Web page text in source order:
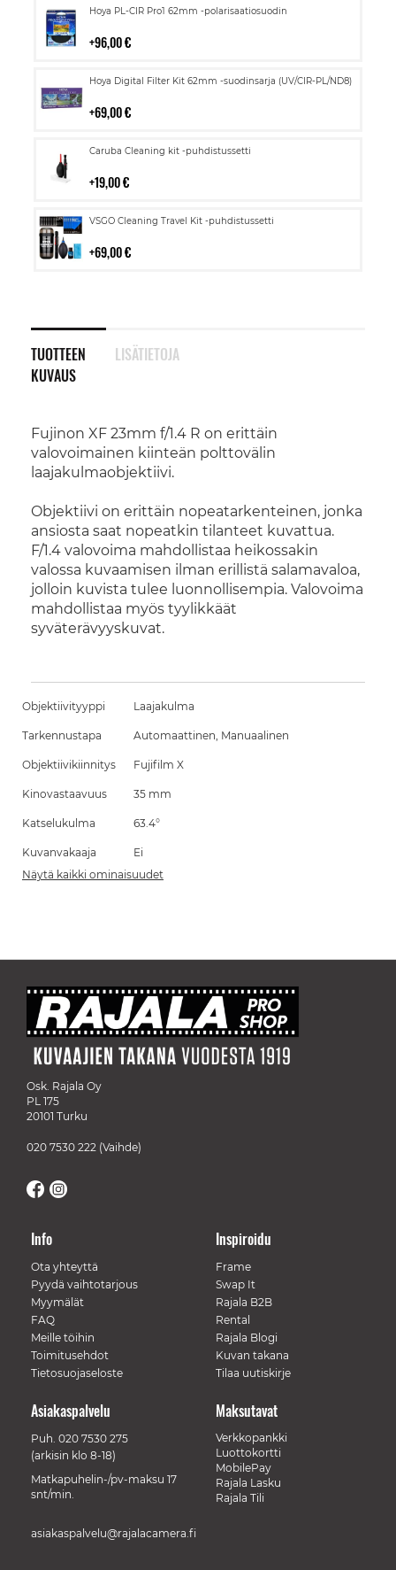
Hoya PL-CIR Pro1 62mm -polarisaatiosuodin
96,00 €
Lisää
Hoya Digital Filter Kit 62mm -suodinsarja (UV/CIR-PL/ND8)
69,00 €
Lisää
Caruba Cleaning kit -puhdistussetti
19,00 €
Lisää
VSGO Cleaning Travel Kit -puhdistussetti
69,00 €
Lisää
TUOTTEEN
KUVAUS
Fujinon XF 23mm f/1.4 R on erittäin
valovoimainen kiinteän polttovälin
laajakulmaobjektiivi.
Objektiivi on erittäin nopeatarkenteinen, jonka
ansiosta saat nopeatkin tilanteet kuvattua.
F/1.4 valovoima mahdollistaa heikossakin
valossa kuvaamisen ilman erillistä salamavaloa,
jolloin kuvista tulee luonnollisempia. Valovoima
mahdollistaa myös tyylikkäät
syväterävyyskuvat.
LISÄTIETOJA
Objektiivityyppi Laajakulma
Tarkennustapa Automaattinen, Manuaalinen
Objektiivikiinnitys Fujifilm X
Kinovastaavuus 35 mm
Katselukulma 63.4°
Kuvanvakaaja
Ei
Näytä kaikki ominaisuudet
Osk. Rajala Oy
PL 175
20101 Turku
020 7530 222 (Vaihde)
Info
Ota yhteyttä
Pyydä vaihtotarjous
Myymälät
FAQ
Meille töihin
Toimitusehdot
Tietosuojaseloste
Inspiroidu
Frame
Swap It
Rajala B2B
Rental
Rajala Blogi
Kuvan takana
Tilaa uutiskirje
Maksutavat
Verkkopankki
Luottokortti
MobilePay
Rajala Lasku
Rajala Tili
Asiakaspalvelu
Puh. 020 7530 275
(arkisin klo 8-18)
Matkapuhelin-/pv-maksu 17
snt/min.
asiakaspalvelu@rajalacamera.fi